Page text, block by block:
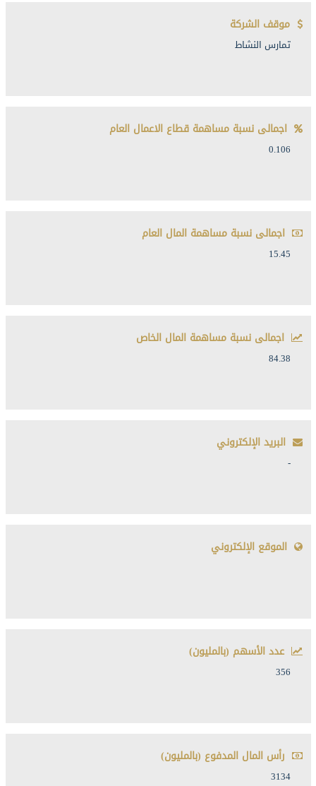
موقف الشركة
تمارس النشاط
اجمالى نسبة مساهمة قطاع الاعمال العام
0.106
اجمالى نسبة مساهمة المال العام
15.45
اجمالى نسبة مساهمة المال الخاص
84.38
البريد الإلكتروني
-
الموقع الإلكتروني
عدد الأسهم (بالمليون)
356
رأس المال المدفوع (بالمليون)
3134